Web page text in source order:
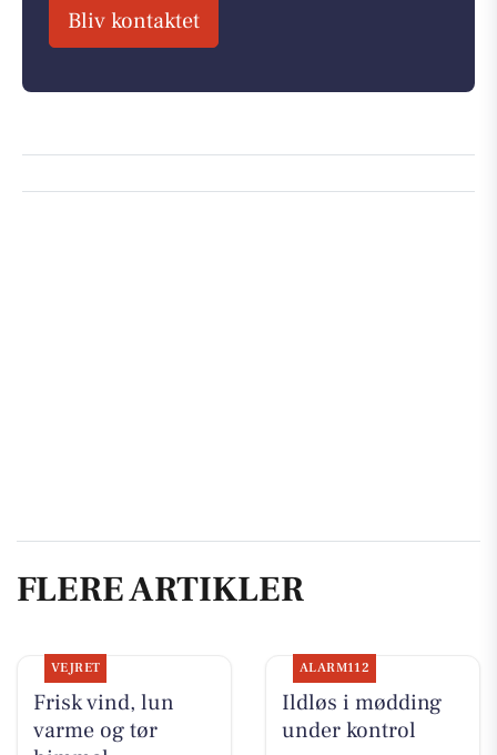
Bliv kontaktet
FLERE ARTIKLER
VEJRET
Frisk vind, lun
varme og tør
ALARM112
Ildløs i mødding
under kontrol